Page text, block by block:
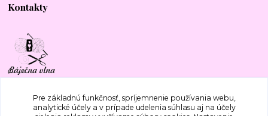
Kontakty
+421 917 577 388
Pre základnú funkčnosť, spríjemnenie používania webu,
analytické účely a v prípade udelenia súhlasu aj na účely